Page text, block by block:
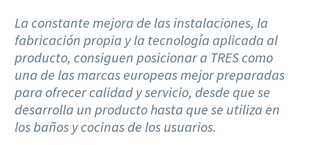
La constante mejora de las instalaciones, la
fabricación propia y la tecnología aplicada al
producto, consiguen posicionar a TRES como
una de las marcas europeas mejor preparadas
para ofrecer calidad y servicio, desde que se
desarrolla un producto hasta que se utiliza en
los baños y cocinas de los usuarios.